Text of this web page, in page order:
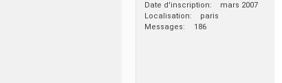
Date d'inscription
mars 2007
Localisation
paris
Messages
186